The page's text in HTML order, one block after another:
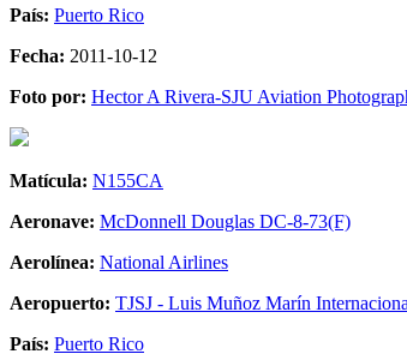
País: Puerto Rico
Fecha: 2011-10-12
Foto por: Hector A Rivera-SJU Aviation
Matícula: N155CA
Aeronave: McDonnell Douglas DC-8-73(F)
Aerolínea: National Airlines
Aeropuerto: TJSJ - Luis Muñoz Marín
País: Puerto Rico